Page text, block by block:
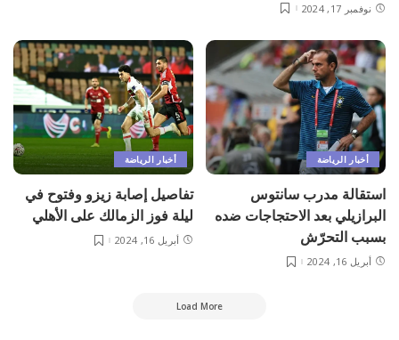
نوفمبر 17, 2024
أخبار الرياضة
استقالة مدرب سانتوس
البرازيلي بعد الاحتجاجات ضده
بسبب التحرّش
أبريل 16, 2024
أخبار الرياضة
تفاصيل إصابة زيزو وفتوح في
ليلة فوز الزمالك على الأهلي
أبريل 16, 2024
Load More